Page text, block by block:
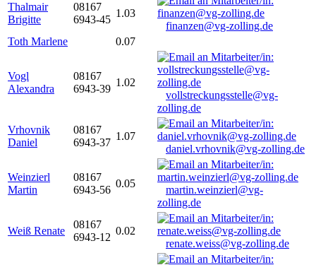
Thalmair
Brigitte
08167
6943-45
1.03
finanzen@vg-zolling.de
Toth Marlene
0.07
Vogl
Alexandra
08167
6943-39
1.02
vollstreckungsstelle@vg-
zolling.de
Vrhovnik
Daniel
08167
6943-37
1.07
daniel.vrhovnik@vg-zolling.de
Weinzierl
Martin
08167
6943-56
0.05
martin.weinzierl@vg-
zolling.de
Weiß Renate
08167
6943-12
0.02
renate.weiss@vg-zolling.de